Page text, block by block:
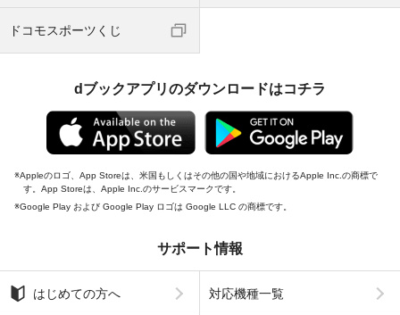
ドコモスポーツくじ
dブックアプリのダウンロードはコチラ
Appleのロゴ、App Storeは、米国もしくはその他の国や地域におけるApple Inc.の商標で
す。App Storeは、Apple Inc.のサービスマークです。
Google Play および Google Play ロゴは Google LLC の商標です。
サポート情報
はじめての方へ 対応機種一覧